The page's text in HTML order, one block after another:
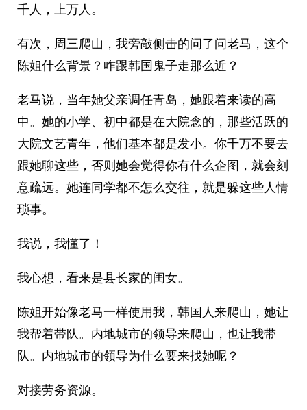
千人，上万人。
有次，周三爬山，我旁敲侧击的问了问老马，这个
陈姐什么背景？咋跟韩国鬼子走那么近？
老马说，当年她父亲调任青岛，她跟着来读的高
中。她的小学、初中都是在大院念的，那些活跃的
大院文艺青年，他们基本都是发小。你千万不要去
跟她聊这些，否则她会觉得你有什么企图，就会刻
意疏远。她连同学都不怎么交往，就是躲这些人情
琐事。
我说，我懂了！
我心想，看来是县长家的闺女。
陈姐开始像老马一样使用我，韩国人来爬山，她让
我帮着带队。内地城市的领导来爬山，也让我带
队。内地城市的领导为什么要来找她呢？
对接劳务资源。